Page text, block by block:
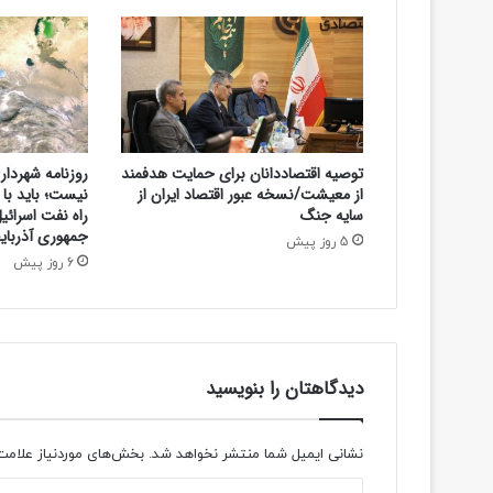
ت
ن
ظ
س
ل
ا
م
ت
توصیه اقتصاددانان برای حمایت هدفمند
از معیشت/نسخه عبور اقتصاد ایران از
سایه جنگ
5 روز پیش
روزنامه
نیست؛ باید
راه نفت
جمهوری
6 روز پیش
دیدگاهتان را بنویسید
نشانی ایمیل شما منتشر نخواهد شد. بخش‌های موردنیاز